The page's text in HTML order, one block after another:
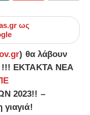
ως
) θα λάβουν
!!! ΕΚΤΑΚΤΑ ΝΕΑ
2023!! –